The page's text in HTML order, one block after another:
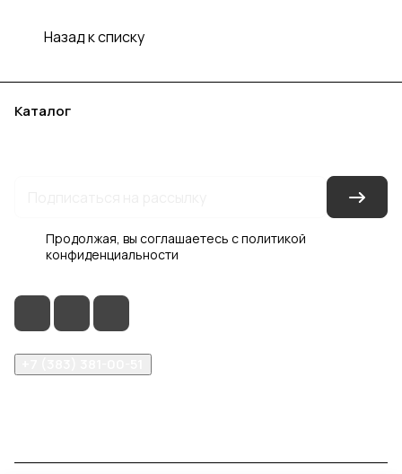
Назад к списку
Каталог
Продолжая, вы соглашаетесь сполитикой
конфиденциальности